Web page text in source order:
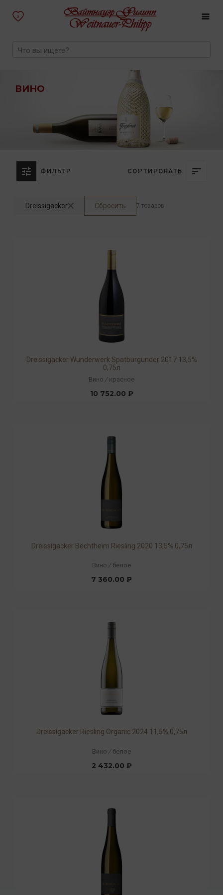
0
ВИНО
ФИЛЬТР СОРТИРОВАТЬ
Dreissigacker Сбросить 7 товаров
Dreissigacker Wunderwerk Spatburgunder 2017 13,5%
0,75л
Вино / красное
10 752.00 ₽
Dreissigacker Beсhtheim Riesling 2020 13,5% 0,75л
Вино / белое
7 360.00 ₽
Dreissigacker Riesling Organic 2024 11,5% 0,75л
Вино / белое
2 432.00 ₽